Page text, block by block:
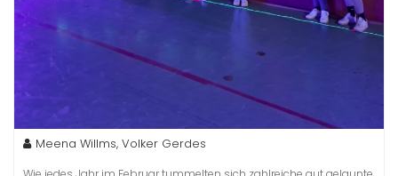
Meena Willms, Volker Gerdes